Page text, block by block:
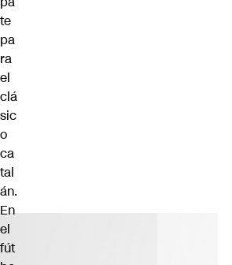
te
pa
ra
el
clá
sic
o
ca
tal
án.
En
el
fút